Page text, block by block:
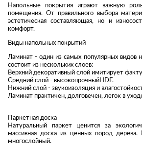
Кровати,
матрасы,
товары для
Кровати
Матрасы
Товары для сна
Кухонные
гарнитуры
Напольные покрытия играют важную
помещения. От правильного выбора
эстетическая составляющая, но и
комфорт.
Виды напольных покрытий
Ламинат - один из самых популярных видов
состоит из нескольких слоев:
Верхний декоративный слой имитирует
Средний слой - высокопрочныйHDF.
Нижний слой - звукоизоляция и
Ламинат практичен, долговечен, легок в
Паркетная доска
Натуральный паркет ценится за
массивная доска из ценных пород
многослойный.